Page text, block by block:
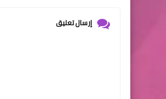
إرسال تعليق